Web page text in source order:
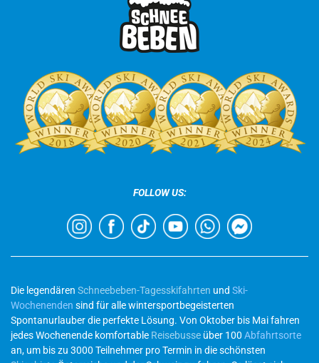
FOLLOW US:
Die legendären Schneebeben-Tagesskifahrten und Ski-
Wochenenden sind für alle wintersportbegeisterten
Spontanurlauber die perfekte Lösung. Von Oktober bis Mai fahren
jedes Wochenende komfortable Reisebusse über 100 Abfahrtsorte
an, um bis zu 3000 Teilnehmer pro Termin in die schönsten